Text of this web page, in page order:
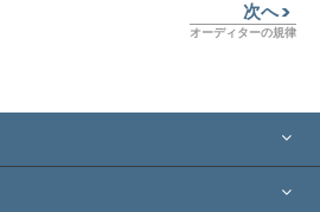
次へ
オーディターの規律